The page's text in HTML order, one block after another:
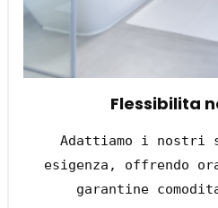
Flessibilita
Adattiamo i nostri
esigenza, offrendo
garantine